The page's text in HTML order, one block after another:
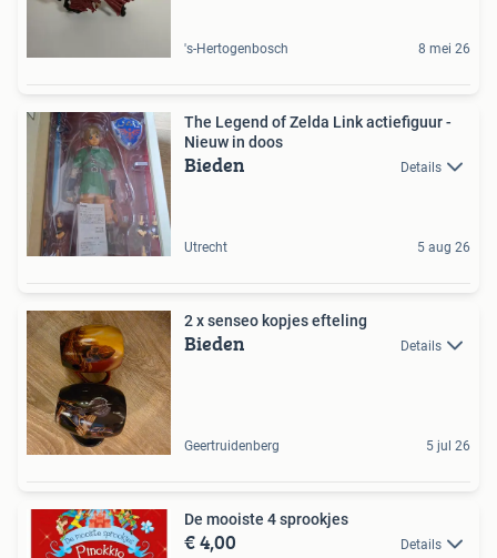
's-Hertogenbosch 8 mei 26
The Legend of Zelda Link actiefiguur -
Nieuw in doos
Bieden Details
Utrecht 5 aug 26
2 x senseo kopjes efteling
Bieden Details
Geertruidenberg 5 jul 26
De mooiste 4 sprookjes
€ 4,00 Details